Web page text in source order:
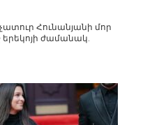
Հունանյանի մոր
երեկոյի ժամանակ.